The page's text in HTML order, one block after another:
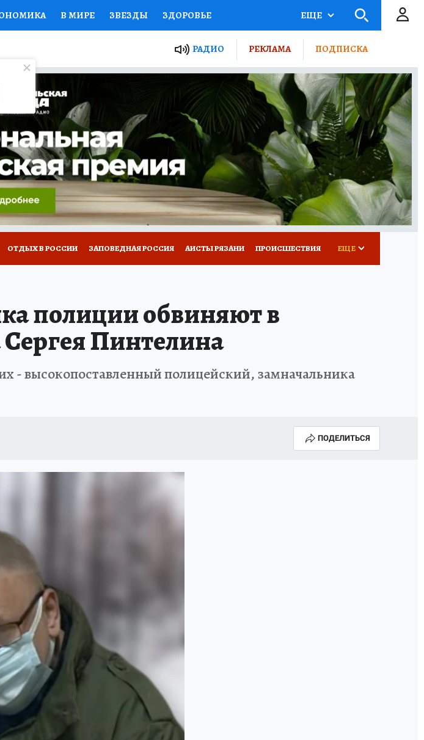
В МИРЕ ЗВЕЗДЫ ЗДОРОВЬЕ
НАЦИОНАЛЬНЫЕ ПРОЕКТЫ РОССИИ
СЕМЬЯ ЖЕНСКИЕ СЕКРЕТЫ ПУТЕВОДИТЕЛЬ
СПЕЦПРОЕКТЫ ДЕФИЦИТ ЖЕЛЕЗА ТУРИЗМ
РАБОТА У НАС ГИД ПОТРЕБИТЕЛЯ ВСЕ О КП
ЕЩЕ
РАДИО РЕКЛАМА ПОДПИСКА
ОТДЫХ В РОССИИ ЗАПОВЕДНАЯ РОССИЯ АИСТЫ РЯЗАНИ ПРОИСШЕСТВИЯ ЕЩЕ
полиции обвиняют в
Сергея Пинтелина
- высокопоставленный полицейский, замначальника
ПОДЕЛИТЬСЯ